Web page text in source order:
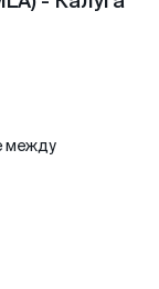
между